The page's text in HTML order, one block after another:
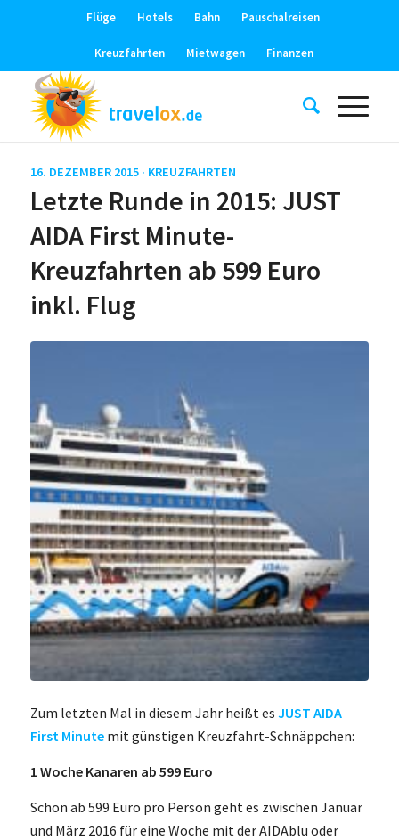
Flüge Hotels Bahn Pauschalreisen
Kreuzfahrten Mietwagen Finanzen
16. DEZEMBER 2015 · KREUZFAHRTEN
Letzte Runde in 2015: JUST
AIDA First Minute-
Kreuzfahrten ab 599 Euro
inkl. Flug
Zum letzten Mal in diesem Jahr heißt es JUST AIDA
First Minutemit günstigen Kreuzfahrt-Schnäppchen:
1 Woche Kanaren ab 599 Euro
Schon ab 599 Euro pro Person geht es zwischen Januar
und März 2016 für eine Woche mit der AIDAblu oder